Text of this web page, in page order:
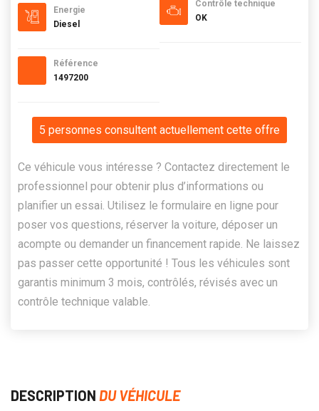
Energie
Diesel
Référence
1497200
Contrôle technique
OK
5 personnes consultent actuellement cette offre
Ce véhicule vous intéresse ? Contactez directement le
professionnel pour obtenir plus d’informations ou
planifier un essai. Utilisez le formulaire en ligne pour
poser vos questions, réserver la voiture, déposer un
acompte ou demander un financement rapide. Ne laissez
pas passer cette opportunité ! Tous les véhicules sont
garantis minimum 3 mois, contrôlés, révisés avec un
contrôle technique valable.
DESCRIPTION DU VÉHICULE